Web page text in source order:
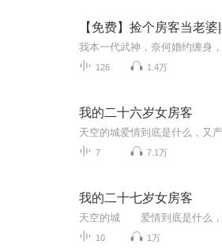
【免费】捡个房客当老
126 1.4万
我的二十六岁女房客
7 7.1万
我的二十七岁女房客
10 1万